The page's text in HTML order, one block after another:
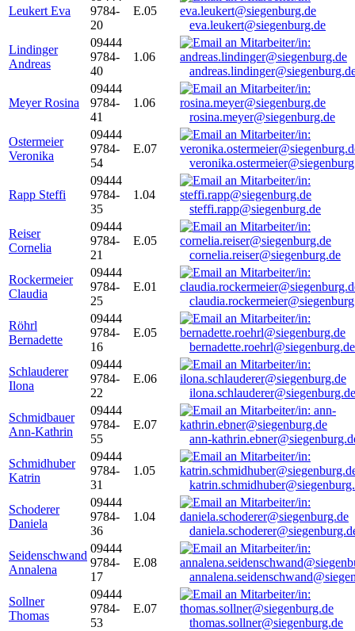
Leukert Eva
9784-
20
E.05
eva.leukert@siegenburg.de
Lindinger
Andreas
09444
9784-
40
1.06
Meyer Rosina
09444
9784-
41
1.06
rosina.meyer@siegenburg.de
Ostermeier
Veronika
09444
9784-
54
E.07
Rapp Steffi
09444
9784-
35
1.04
steffi.rapp@siegenburg.de
Reiser
Cornelia
09444
9784-
21
E.05
cornelia.reiser@siegenburg.de
Rockermeier
Claudia
09444
9784-
25
E.01
Röhrl
Bernadette
09444
9784-
16
E.05
bernadette.roehrl@siegenburg.de
Schlauderer
Ilona
09444
9784-
22
E.06
ilona.schlauderer@siegenburg.de
Schmidbauer
Ann-Kathrin
09444
9784-
55
E.07
ann-
Schmidhuber
Katrin
09444
9784-
31
1.05
Schoderer
Daniela
09444
9784-
36
1.04
Seidenschwand
Annalena
09444
9784-
17
E.08
Sollner
Thomas
09444
9784-
53
E.07
thomas.sollner@siegenburg.de